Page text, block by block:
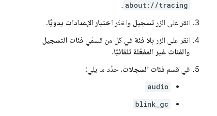
about://tracing
.
انقر على الزر تسجيل واختَر اختيار الإعدادات يدويًا.
انقر على الزر بلا فئة في كل من قسمَي فئات التسجيل
والفئات غير المفعّلة تلقائيًا.
في قسم فئات السجلات، حدِّد ما يلي:
audio
blink_gc